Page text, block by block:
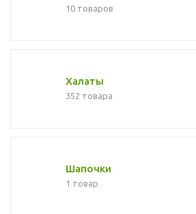
10 товаров
Халаты
352 товара
Шапочки
1 товар